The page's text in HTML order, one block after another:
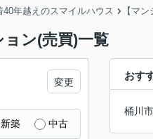
年越えのスマイルハウス 【マ
ン(売買)一覧
おす
桶川市
変更
新築 中古